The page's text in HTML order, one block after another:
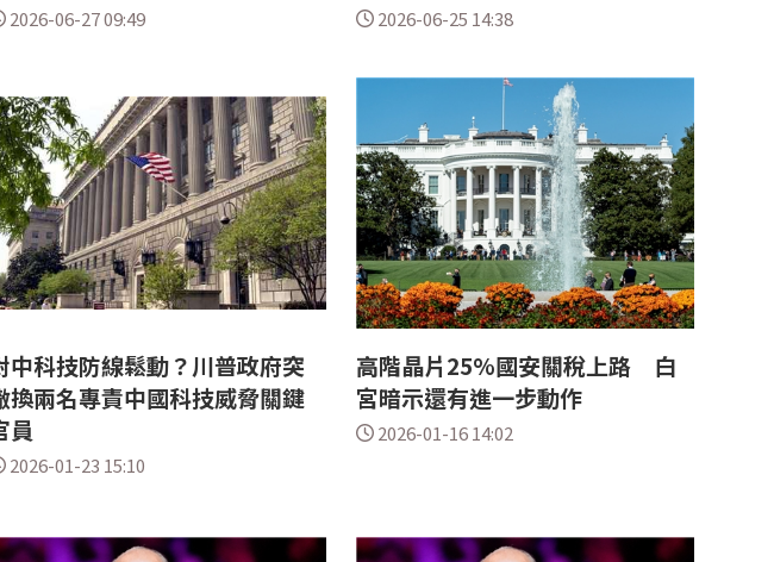
2026-06-27 09:49 2026-06-25 14:38
中科技防線鬆動？川普政府突
換兩名專責中國科技威脅關鍵
員
2026-01-23 15:10
高階晶片25%國安關稅上路 白
宮暗示還有進一步動作
2026-01-16 14:02